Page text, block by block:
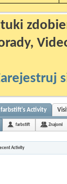
farbstift's Activity
farbstift Znajomi
Activity